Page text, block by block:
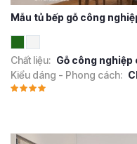
Mẫu tủ bếp gỗ công
Chất liệu: Gỗ công
Kiểu dáng - Phong cách: